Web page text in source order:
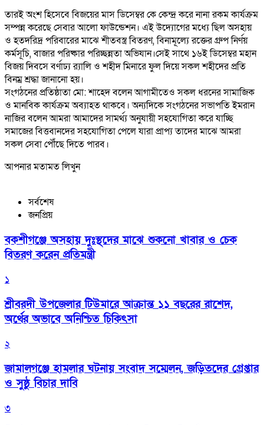
তারই অংশ হিসেবে বিজয়ের মাস ডিসেম্বর কে কেন্দ্র করে নানা রকম কার্যক্রম
সম্পন্ন করেছে সেবার আলো ফাউন্ডেশন। এই উদ্যোগের মধ্যে ছিল অসহায়
ও হতদরিদ্র পরিবারের মাঝে শীতবস্ত্র বিতরণ, বিনামূল্যে রক্তের গ্রুপ নির্ণয়
কর্মসূচি, বাজার পরিষ্কার পরিচ্ছন্নতা অভিযান।সেই সাথে ১৬ই ডিসেম্বর মহান
বিজয় দিবসে বর্ণাঢ্য র‍্যালি ও শহীদ মিনারে ফুল দিয়ে সকল শহীদের প্রতি
বিনম্র শ্রদ্ধা জানানো হয়।
সংগঠনের প্রতিষ্ঠাতা মো: শাহেদ বলেন আগামীতেও সকল ধরনের সামাজিক
ও মানবিক কার্যক্রম অব্যাহত থাকবে। অন্যদিকে সংগঠনের সভাপতি ইমরান
নাজির বলেন আমরা আমাদের সামর্থ্য অনুযায়ী সহযোগিতা করে যাচ্ছি
সমাজের বিত্তবানদের সহযোগিতা পেলে যারা প্রাপ্য তাদের মাঝে আমরা
সকল সেবা পৌঁছে দিতে পারব।
আপনার মতামত লিখুন
সর্বশেষ
জনপ্রিয়
বকশীগঞ্জে অসহায় দুঃস্থদের মাঝে শুকনো খাবার ও চেক
বিতরণ করেন প্রতিমন্ত্রী
১
শ্রীবরদী উপজেলার টিউমারে আক্রান্ত ১১ বছরের রাশেদ,
অর্থের অভাবে অনিশ্চিত চিকিৎসা
২
জামালগঞ্জে হামলার ঘটনায় সংবাদ সম্মেলন, জড়িতদের গ্রেপ্তার
ও সুষ্ঠু বিচার দাবি
৩